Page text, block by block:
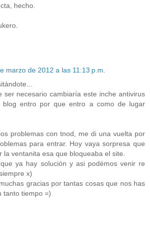
hecho.
marzo de 2012 a las 11:13 p.m.
ser necesario cambiaría este inche antivirus
entro por que entro a como de lugar
problemas con tnod, me di una vuelta por
para entrar. Hoy vaya sorpresa que
la ventanita esa que bloqueaba el site.
ya hay solución y asi podémos venir re
x)
gracias por tantas cosas que nos has
tanto tiempo =)